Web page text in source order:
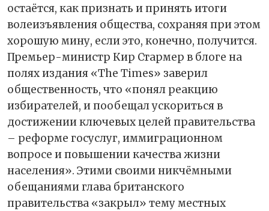
остаётся, как признать и принять итоги
волеизъявления общества, сохраняя при этом
хорошую мину, если это, конечно, получится.
Премьер-министр Кир Стармер в блоге на
полях издания «The Times» заверил
общественность, что «понял реакцию
избирателей, и пообещал ускориться в
достижении ключевых целей правительства
– реформе госуслуг, иммиграционном
вопросе и повышении качества жизни
населения». Этими своими никчёмными
обещаниями глава британского
правительства «закрыл» тему местных